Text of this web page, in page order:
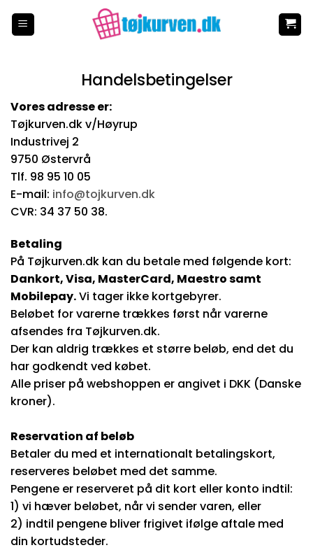
Handelsbetingelser
Vores adresse er:
Tøjkurven.dk v/Høyrup
Industrivej 2
9750 Østervrå
Tlf. 98 95 10 05
E-mail: info@tojkurven.dk
CVR: 34 37 50 38.
Betaling
På Tøjkurven.dk kan du betale med følgende kort:
Dankort, Visa, MasterCard, Maestro samt
Mobilepay.Vi tager ikke kortgebyrer.
Beløbet for varerne trækkes først når varerne
afsendes fra Tøjkurven.dk.
Der kan aldrig trækkes et større beløb, end det du
har godkendt ved købet.
Alle priser på webshoppen er angivet i DKK (Danske
kroner).
Reservation af beløb
Betaler du med et internationalt betalingskort,
reserveres beløbet med det samme.
Pengene er reserveret på dit kort eller konto indtil:
1) vi hæver beløbet, når vi sender varen, eller
2) indtil pengene bliver frigivet ifølge aftale med
din kortudsteder.